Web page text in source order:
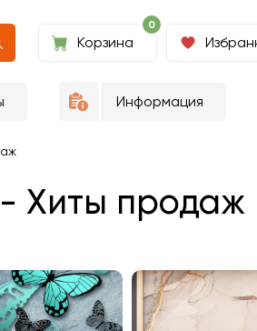
0
Корзина
Информация
Хиты продаж